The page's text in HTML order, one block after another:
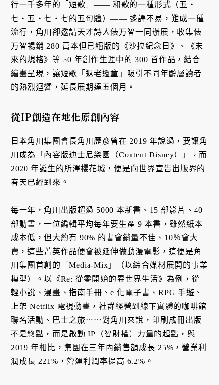
行一千多年的「短歌」—— 和歌的一種形式（五・
七・五・七・七的五句體）—— 迻譯不易，難成一種
流行，角川卻邀請天才詩人俵万智一同辦展，收集俵
万智暢銷 280 萬本但已絕版的《沙拉紀念日》、《未
來的規格》等 30 年創作生涯中的 300 首作品，結合
繪畫呈現，讓短歌「返老還童」吸引不同年齡層讀者
的熱烈迴響，延長展期達五個月。
從IP創造在地化原創內容
日本角川集團會長角川歷彥曾在 2019 年說過，要讓角
川成為「內容版迪士尼樂園（Content Disney）」，而
2020 年誕生的所澤櫻花城，便是向世界宣告出版界的
春天已經到來。
每一年，角川出版超過 5000 本新書、15 部影片、40
部動畫，一位編輯平均每年要生產 9 本書，雖然紙本
成本低，但大約有 90% 的書會銷量不佳、10％會大
賣，這些菁英作品便會被延伸做動漫電影，這便是角
川集團首創的「Media-Mix」（以綜合媒材展開的事業
模型）。以《Re: 從零開始的異世界生活》為例，從
輕小說、漫畫、指南手冊、e 化電子書、RPG 手遊、
上架 Netflix 電視動畫，社群經營到線下實體的咖啡館
聯名活動、巴士之旅⋯⋯對角川來說，印刷成冊出版
不是終點，而是啟動 IP（智財權）力量的起點，與
2019 年相比，集團在三年內銷售額成長 25%，營業利
潤成長 221%，營運利潤率提高 6.2%。